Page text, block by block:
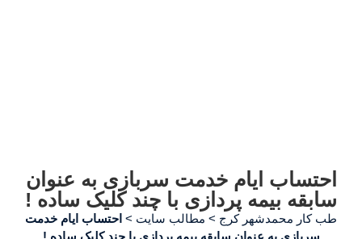
احتساب ایام خدمت سربازی به عنوان
سابقه بیمه پردازی با چند کلیک ساده !
طب کار محمدشهر کرج > مطالب سایت > احتساب ایام خدمت
سربازی به عنوان سابقه بیمه پردازی با چند کلیک ساده !